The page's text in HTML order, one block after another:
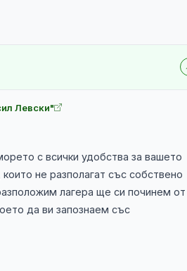
Левски"
с всички удобства за вашето
не разполагат със собствено
лагера ще си починем от
да ви запознаем със